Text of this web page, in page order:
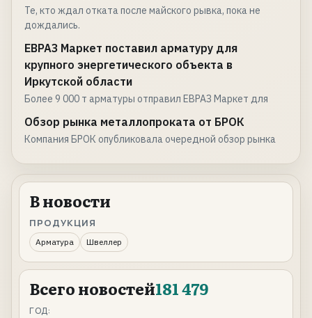
Те, кто ждал отката после майского рывка, пока не
дождались.
ЕВРАЗ Маркет поставил арматуру для
крупного энергетического объекта в
Иркутской области
Более 9 000 т арматуры отправил ЕВРАЗ Маркет для
Обзор рынка металлопроката от БРОК
Компания БРОК опубликовала очередной обзор рынка
В новости
ПРОДУКЦИЯ
Арматура Швеллер
Всего новостей181 479
ГОД: